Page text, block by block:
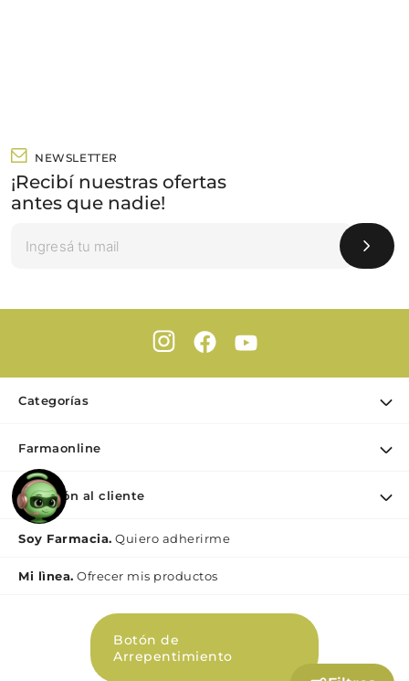
NEWSLETTER
¡Recibí nuestras ofertas
antes que nadie!
Categorías
Dermocosmética
Maquillaje
Nutrición & Deporte
Bebé y maternidad
Farmaonline
Nuestra empresa
Puntos de retiro
Atención al cliente
Contacto
Preguntas Frecuentes Beauty
Términos y condiciones Beauty
Promociones
Soy Farmacia. Quiero adherirme
Mi lìnea. Ofrecer mis productos
Botón de
Arrepentimiento